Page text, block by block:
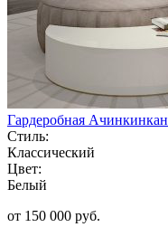
Гардеробная Ачинкинкан
Стиль:
Классический
Цвет:
Белый
от 150 000 руб.